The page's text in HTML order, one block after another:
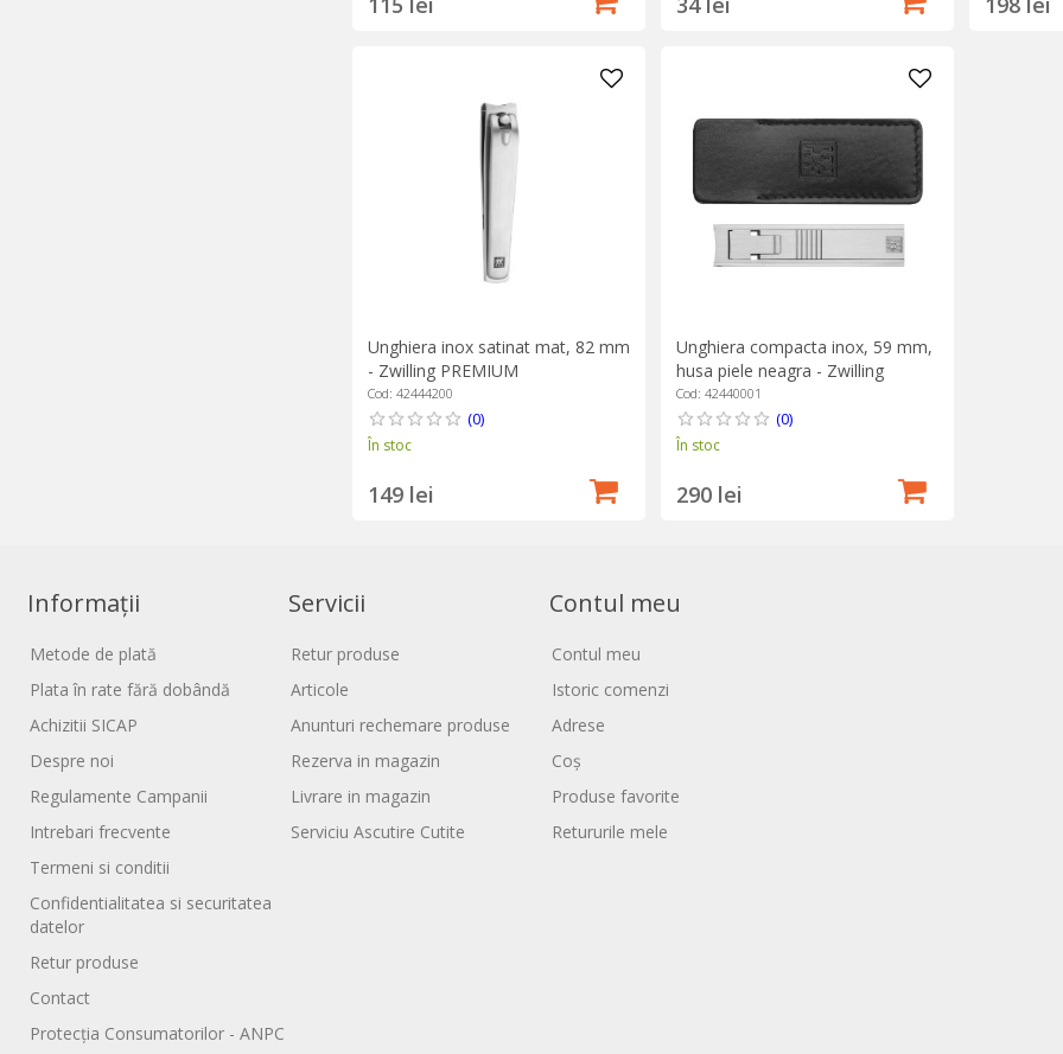
Unghiera inox satinat mat, 82 mm
- Zwilling PREMIUM
Cod: 42444200
(0)
În stoc
149 lei
Unghiera compacta inox, 59 mm,
husa piele neagra - Zwilling
PREMIUM
Cod: 42440001
(0)
În stoc
290 lei
Informații
Metode de plată
Plata în rate fără dobândă
Achizitii SICAP
Despre noi
Regulamente Campanii
Intrebari frecvente
Termeni si conditii
Confidentialitatea si securitatea
datelor
Retur produse
Contact
Protecția Consumatorilor - ANPC
Servicii
Retur produse
Articole
Anunturi rechemare produse
Rezerva in magazin
Livrare in magazin
Serviciu Ascutire Cutite
Contul meu
Contul meu
Istoric comenzi
Adrese
Coș
Produse favorite
Retururile mele